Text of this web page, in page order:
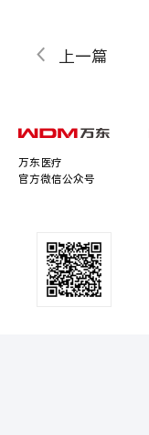
上一篇
万东医疗
官方微信公众号